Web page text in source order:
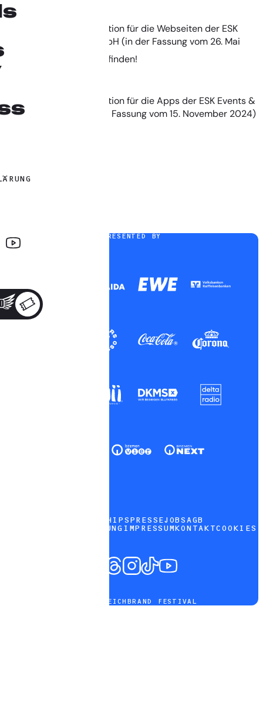
Die Datenschutzinformation für die Webseiten der ESK
Events & Promotion GmbH (in der Fassung vom 26. Mai
zu finden!
Die Datenschutzinformation für die Apps der ESK Events &
Promotion GmbH (in der Fassung vom 15. November 2024)
PRESENTED BY
PARTNERSHIPS PRESSEJOBS AGB
DATENSCHUTZERKLÄRUNG IMPRESSUM KONTAKTCOOKIES
© 2026 DEICHBRAND FESTIVAL